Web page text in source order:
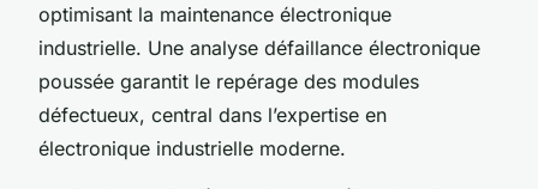
optimisant la maintenance électronique
industrielle. Une analyse défaillance électronique
poussée garantit le repérage des modules
défectueux, central dans l’expertise en
électronique industrielle moderne.